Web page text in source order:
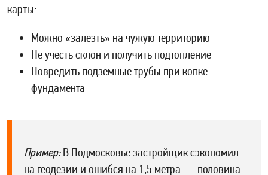
карты:
Можно «залезть» на чужую территорию
Не учесть склон и получить подтопление
Повредить подземные трубы при копке
фундамента
Пример:В Подмосковье застройщик сэкономил
на геодезии и ошибся на 1,5 метра — половина